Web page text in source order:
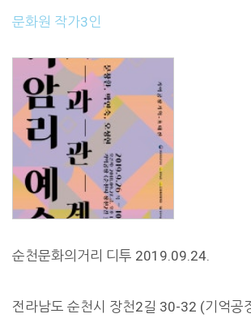
문화원 작가3인
순천문화의거리 디투 2019.09.24.
전라남도 순천시 장천2길 30-32 (기억공